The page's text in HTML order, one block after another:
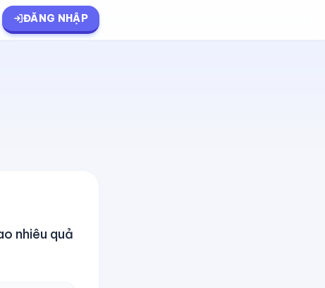
ĐĂNG NHẬP
nhiêu quả